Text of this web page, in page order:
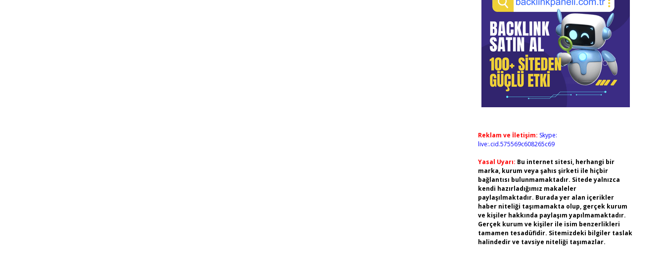
Reklam ve İletişim: Skype:
live:.cid.575569c608265c69
Yasal Uyarı: Bu internet sitesi, herhangi bir
marka, kurum veya şahıs şirketi ile hiçbir
bağlantısı bulunmamaktadır. Sitede yalnızca
kendi hazırladığımız makaleler
paylaşılmaktadır. Burada yer alan içerikler
haber niteliği taşımamakta olup, gerçek kurum
ve kişiler hakkında paylaşım yapılmamaktadır.
Gerçek kurum ve kişiler ile isim benzerlikleri
tamamen tesadüfidir. Sitemizdeki bilgiler taslak
halindedir ve tavsiye niteliği taşımazlar.